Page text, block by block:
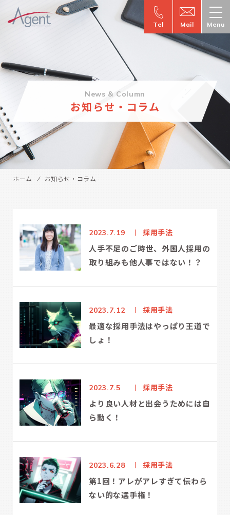
Tel Mail Menu
News & Column
お知らせ・コラム
ホーム お知らせ・コラム
2023.7.19 採用手法
人手不足のご時世、外国人採用の
取り組みも他人事ではない！？
2023.7.12 採用手法
最適な採用手法はやっぱり王道で
しょ！
2023.7.5 採用手法
より良い人材と出会うためには自
ら動く！
2023.6.28 採用手法
第1回！アレがアレすぎて伝わら
ない的な選手権！